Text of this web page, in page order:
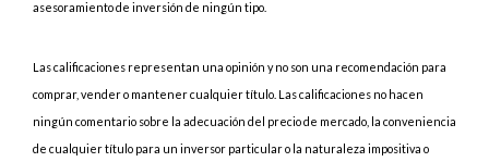
asesoramiento de inversión de ningún tipo.
Las calificaciones representan una opinión y no son una recomendación para
comprar, vender o mantener cualquier título. Las calificaciones no hacen
ningún comentario sobre la adecuación del precio de mercado, la conveniencia
de cualquier título para un inversor particular o la naturaleza impositiva o